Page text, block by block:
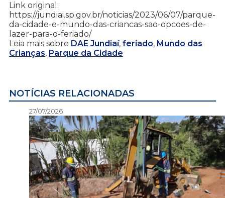
Link original:
https://jundiai.sp.gov.br/noticias/2023/06/07/parque-
da-cidade-e-mundo-das-criancas-sao-opcoes-de-
lazer-para-o-feriado/
Leia mais sobre DAE Jundiaí, feriado, Mundo das
Crianças, Parque da Cidade
NOTÍCIAS RELACIONADAS
27/07/2026